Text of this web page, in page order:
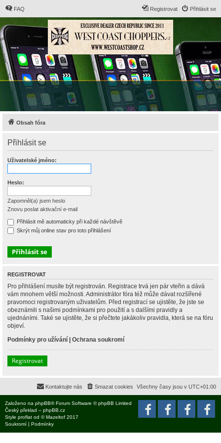
FAQ Přihlásit se
Registrovat
Obsah fóra
Přihlásit se
Uživatelské jméno:
Heslo:
Zapomněl(a) jsem heslo
Znovu poslat aktivační e-mail
Přihlásit mě automaticky při každé návštěvě
Skrýt můj online stav pro toto přihlášení
REGISTROVAT
Pro přihlášení musíte být registrován. Registrace trvá jen pár vteřin a dává
vám mnohem větší možnosti. Administrátor fóra též může dávat rozšířené
pravomoci registrovaným uživatelům. Před registrací se ujistěte, že jste se
obeznámili s našimi podmínkami pro použití a s dalšími pravidly a
ujednáními. Také se ujistěte, že si přečtete jakákoliv pravidla, která se na fóru
objeví.
Podmínky pro užívání | Ochrana soukromí
Registrovat
Všechny časy jsou v UTC+01:00
Smazat cookies
Kontaktujte nás
Založeno na phpBB® Forum Software © phpBB Limited
Český překlad – phpBB.cz
Style proflat od ©Mazeltof 2017
Soukromí | Podmínky